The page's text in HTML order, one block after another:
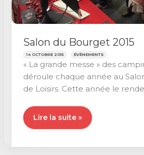
Salon du Bourget 2015
14 OCTOBRE 2015 ÉVÈNEMENTS
« La grande messe » des
déroule chaque année au
de Loisirs. Cette année le
Salon
du
Lire la suite »